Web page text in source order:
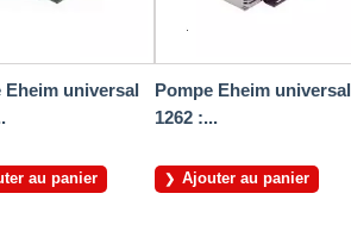
Eheim universal
au panier
Pompe Eheim universal
1262 :...
Ajouter au panier